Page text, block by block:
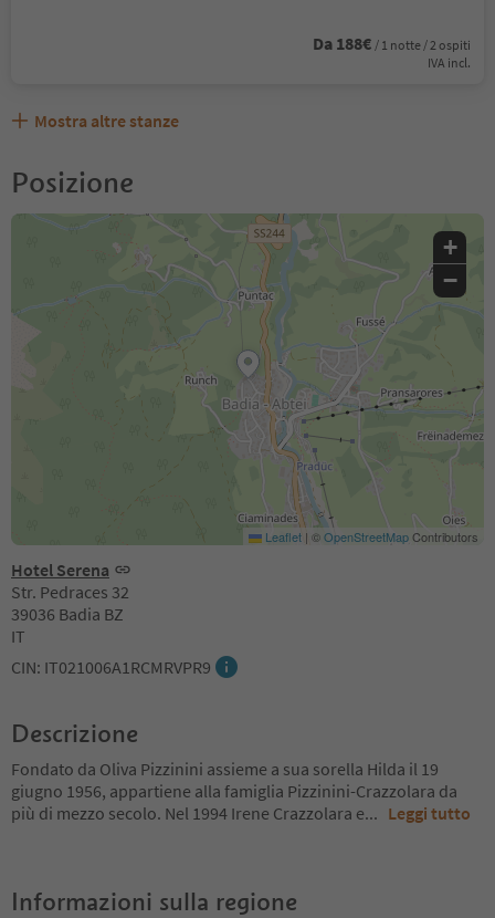
Da 188€ / 1 notte / 2 ospiti
IVA incl.
Mostra altre stanze
Posizione
Hotel Serena
Str. Pedraces 32
39036 Badia BZ
IT
CIN: IT021006A1RCMRVPR9
+
−
Leaflet | ©OpenStreetMapContributors
Descrizione
Fondato da Oliva Pizzinini assieme a sua sorella Hilda il 19
giugno 1956, appartiene alla famiglia Pizzinini-Crazzolara da
più di mezzo secolo. Nel 1994 Irene Crazzolara e... Leggi tutto
Informazioni sulla regione